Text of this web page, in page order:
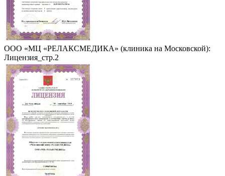
ООО «МЦ «РЕЛАКСМЕДИКА» (клиника на Московской):
Лицензия_стр.2